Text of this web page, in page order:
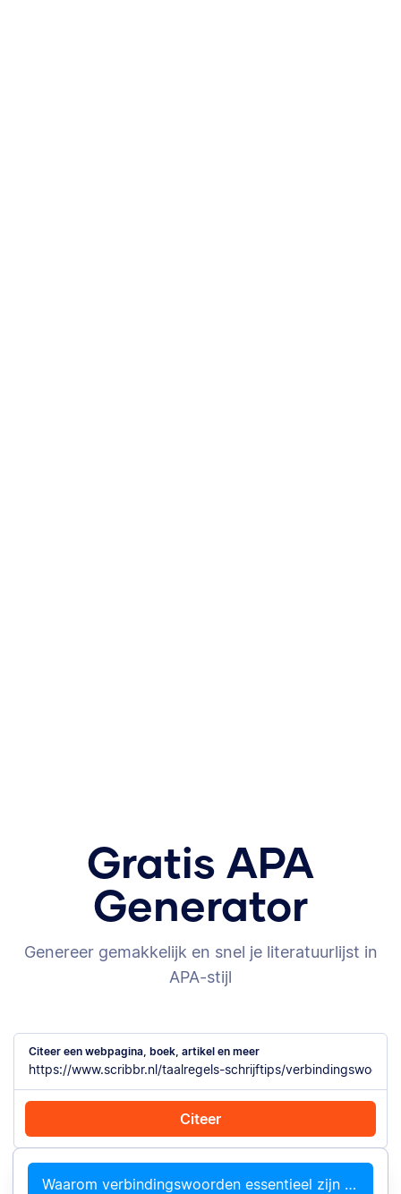
Gratis APA
Generator
Genereer gemakkelijk en snel je literatuurlijst in
APA-stijl
Citeer een webpagina, boek, artikel en meer
Citeer
Citeer met Chrome Citeer handmatig
Waarom verbindingswoorden essentieel zijn in elke tekst